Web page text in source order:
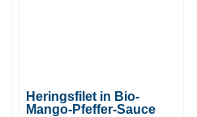
Heringsfilet in Bio-
Mango-Pfeffer-Sauce